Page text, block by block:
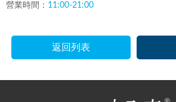
營業時間： 11:00-21:00
返回列表